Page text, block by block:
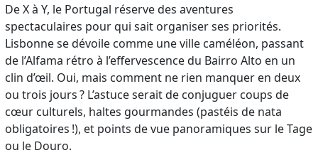
De X à Y, le Portugal réserve des aventures
spectaculaires pour qui sait organiser ses priorités.
Lisbonne se dévoile comme une ville caméléon, passant
de l’Alfama rétro à l’effervescence du Bairro Alto en un
clin d’œil. Oui, mais comment ne rien manquer en deux
ou trois jours ? L’astuce serait de conjuguer coups de
cœur culturels, haltes gourmandes (pastéis de nata
obligatoires !), et points de vue panoramiques sur le Tage
ou le Douro.